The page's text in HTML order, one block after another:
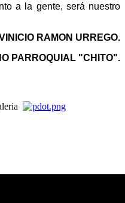
a la gente, será nuestro
RAMON URREGO.
PARROQUIAL "CHITO".